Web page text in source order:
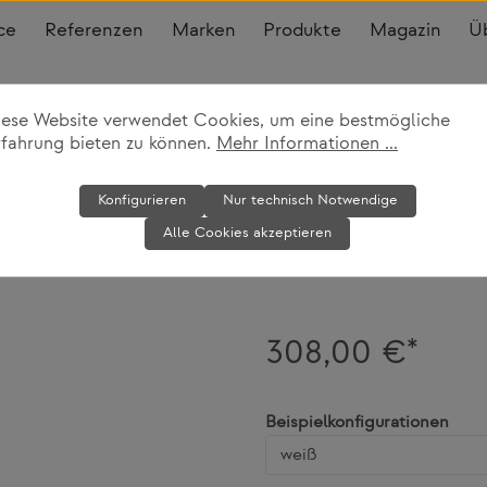
Referenzen Marken Produkte Magazin
308,00 €*
Beispielkonfigurationen
Website verwendet Cookies, um eine bestmögliche
bieten zu können. Mehr Informationen ...
Nur technisch Notwendige
Konfigurieren
Alle Cookies akzeptieren